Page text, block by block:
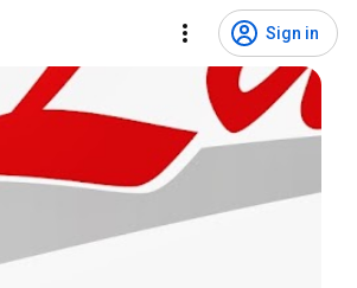
Sign in